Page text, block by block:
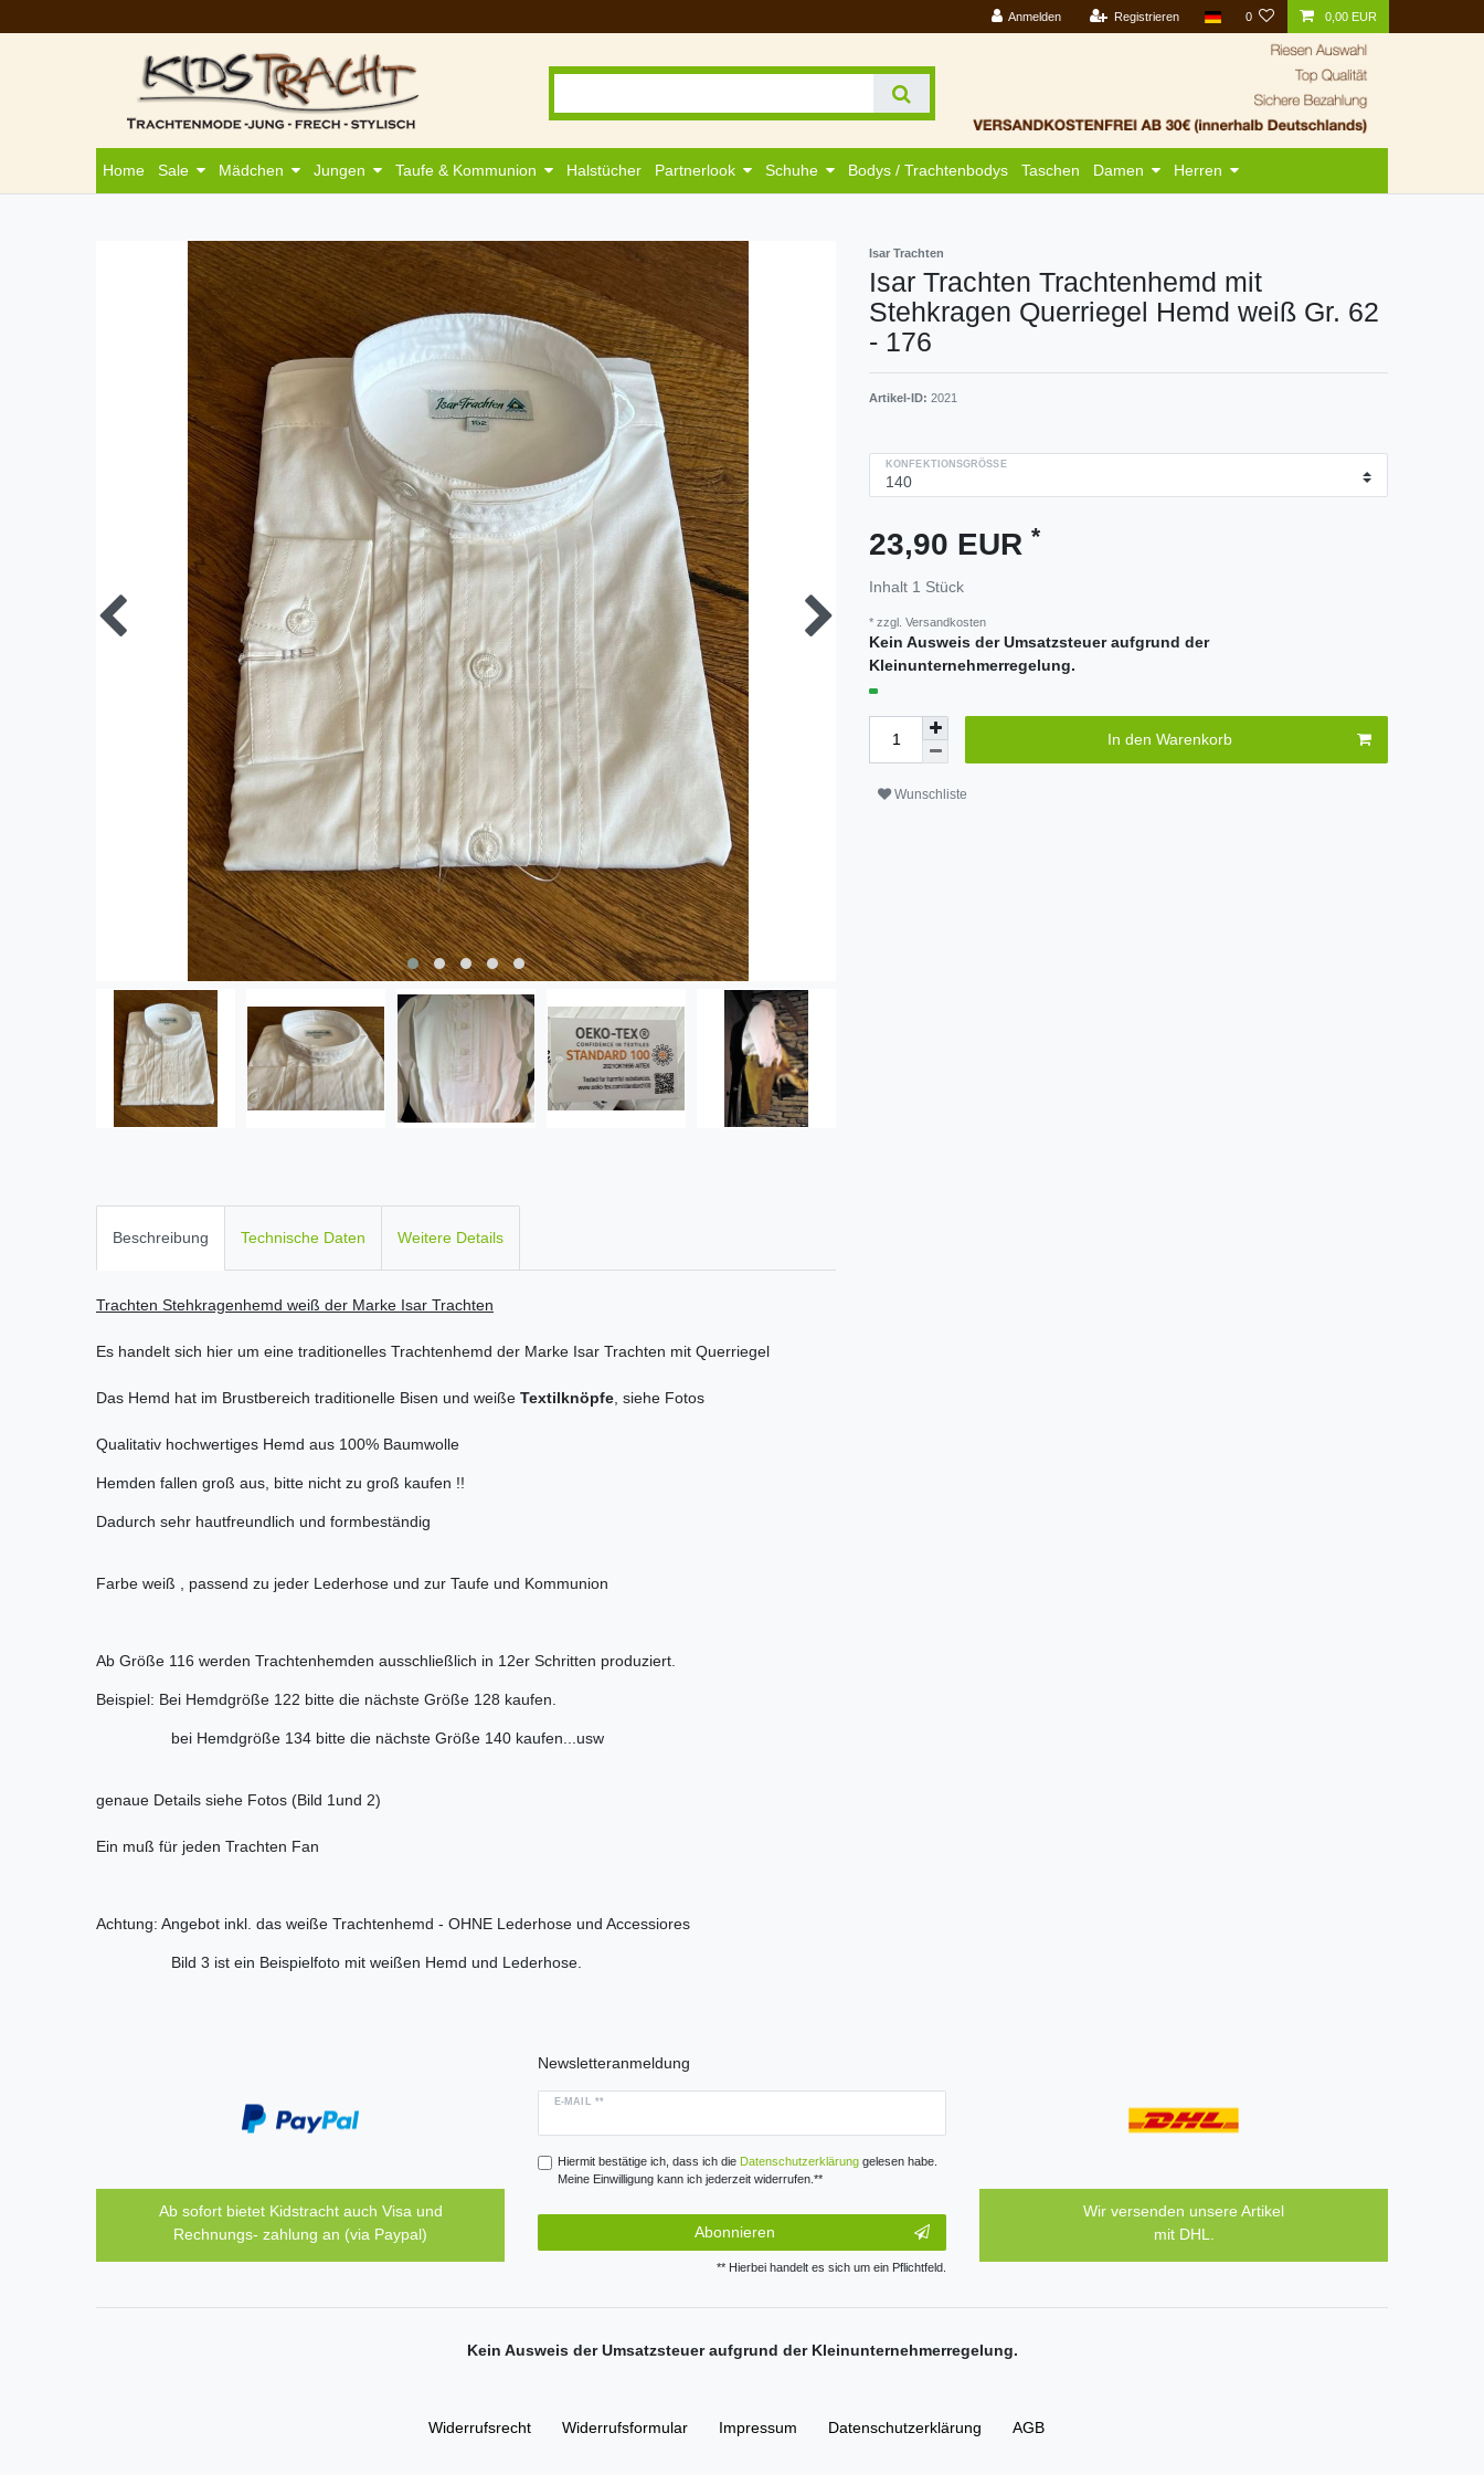
Anmelden Registrieren 0 0,00 EUR
Home Sale Mädchen Jungen Taufe & Kommunion Halstücher Partnerlook Schuhe Bodys / Trachtenbodys Taschen Damen Herren
Isar Trachten
Isar Trachten Trachtenhemd mit
Stehkragen Querriegel Hemd weiß Gr. 62
- 176
Artikel-ID: 2021
KONFEKTIONSGRÖSSE
23,90 EUR *
Inhalt 1 Stück
* zzgl. Versandkosten
Kein Ausweis der Umsatzsteuer aufgrund der
Kleinunternehmerregelung.
In den Warenkorb
Wunschliste
Beschreibung Technische Daten Weitere Details
Trachten Stehkragenhemd weiß der Marke Isar Trachten
Es handelt sich hier um eine traditionelles Trachtenhemd der Marke Isar Trachten mit Querriegel
Das Hemd hat im Brustbereich traditionelle Bisen und weiße Textilknöpfe, siehe Fotos
Qualitativ hochwertiges Hemd aus 100% Baumwolle
Hemden fallen groß aus, bitte nicht zu groß kaufen !!
Dadurch sehr hautfreundlich und formbeständig
Farbe weiß , passend zu jeder Lederhose und zur Taufe und Kommunion
Ab Größe 116 werden Trachtenhemden ausschließlich in 12er Schritten produziert.
Beispiel: Bei Hemdgröße 122 bitte die nächste Größe 128 kaufen.
bei Hemdgröße 134 bitte die nächste Größe 140 kaufen...usw
genaue Details siehe Fotos (Bild 1und 2)
Ein muß für jeden Trachten Fan
Achtung: Angebot inkl. das weiße Trachtenhemd - OHNE Lederhose und Accessiores
Bild 3 ist ein Beispielfoto mit weißen Hemd und Lederhose.
Ab sofort bietet Kidstracht auch Visa und
Rechnungs- zahlung an (via Paypal)
Newsletteranmeldung
E-MAIL **
Hiermit bestätige ich, dass ich die Daten­schutz­erklärunggelesen habe.
Meine Einwilligung kann ich jederzeit widerrufen.**
Abonnieren
** Hierbei handelt es sich um ein Pflichtfeld.
Wir versenden unsere Artikel
mit DHL.
Kein Ausweis der Umsatzsteuer aufgrund der Kleinunternehmerregelung.
Widerrufs­recht Widerrufs­formular Impressum Daten­schutz­erklärung AGB